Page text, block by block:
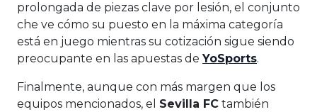
prolongada de piezas clave por lesión, el conjunto
che ve cómo su puesto en la máxima categoría
está en juego mientras su cotización sigue siendo
preocupante en las apuestas deYoSports.
Finalmente, aunque con más margen que los
equipos mencionados, el Sevilla FC también